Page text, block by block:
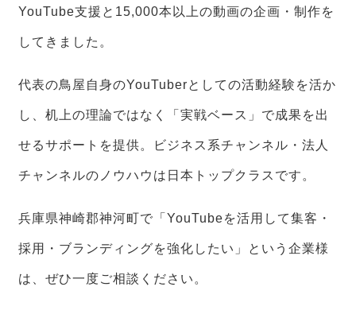
YouTube支援と15,000本以上の動画の企画・制作を
してきました。
代表の鳥屋自身のYouTuberとしての活動経験を活か
し、机上の理論ではなく「実戦ベース」で成果を出
せるサポートを提供。ビジネス系チャンネル・法人
チャンネルのノウハウは日本トップクラスです。
兵庫県神崎郡神河町で「YouTubeを活用して集客・
採用・ブランディングを強化したい」という企業様
は、ぜひ一度ご相談ください。